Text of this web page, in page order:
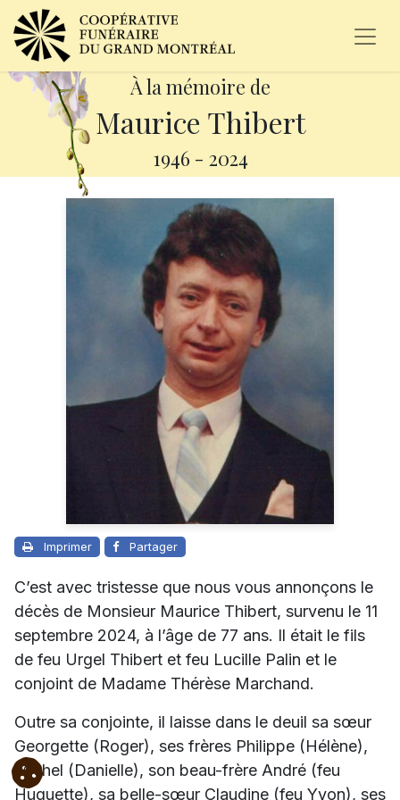
À la mémoire de
Maurice Thibert
1946 - 2024
Imprimer Partager
C’est avec tristesse que nous vous annonçons le
décès de Monsieur Maurice Thibert, survenu le 11
septembre 2024, à l’âge de 77 ans. Il était le fils
de feu Urgel Thibert et feu Lucille Palin et le
conjoint de Madame Thérèse Marchand.
Outre sa conjointe, il laisse dans le deuil sa sœur
Georgette (Roger), ses frères Philippe (Hélène),
Michel (Danielle), son beau-frère André (feu
Huguette), sa belle-sœur Claudine (feu Yvon), ses